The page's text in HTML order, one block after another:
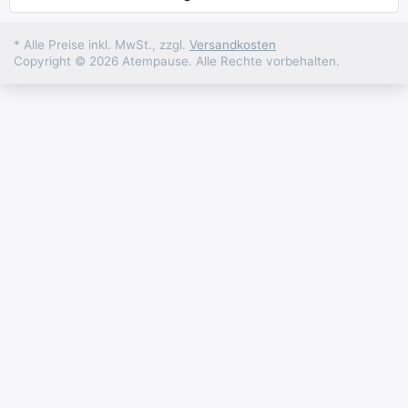
* Alle Preise inkl. MwSt., zzgl. Versandkosten
Copyright © 2026 Atempause. Alle Rechte vorbehalten.